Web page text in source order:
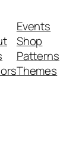
Events
Shop
Patterns
Themes